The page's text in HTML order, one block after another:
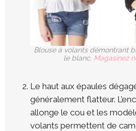
Blouse à volants démontrant
le blanc. Magasinez
Le haut aux épaules
généralement flatteur.
allonge le cou et les
volants permettent de